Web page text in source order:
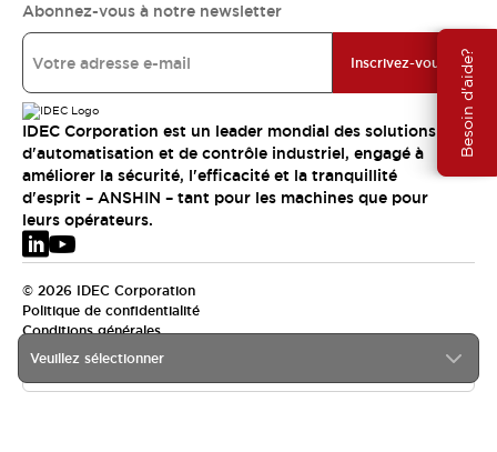
Besoin d'aide?
Veuillez sélectionner
Abonnez-vous à notre newsletter
Inscrivez-vous
IDEC Corporation est un leader mondial des solutions
d'automatisation et de contrôle industriel, engagé à
améliorer la sécurité, l'efficacité et la tranquillité
d'esprit – ANSHIN – tant pour les machines que pour
leurs opérateurs.
© 2026 IDEC Corporation
Politique de confidentialité
Conditions générales
EMEA